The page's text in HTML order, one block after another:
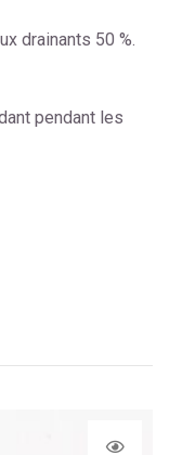
drainants 50 %.
pendant les